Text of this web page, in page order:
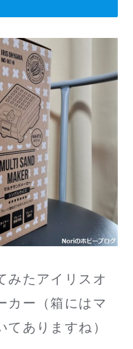
みたアイリスオ
カー（箱にはマ
ありますね）